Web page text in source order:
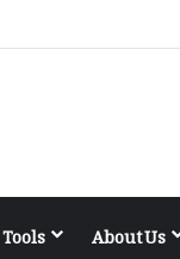
Tools About Us